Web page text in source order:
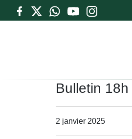
Bulletin
2 janvier 2025